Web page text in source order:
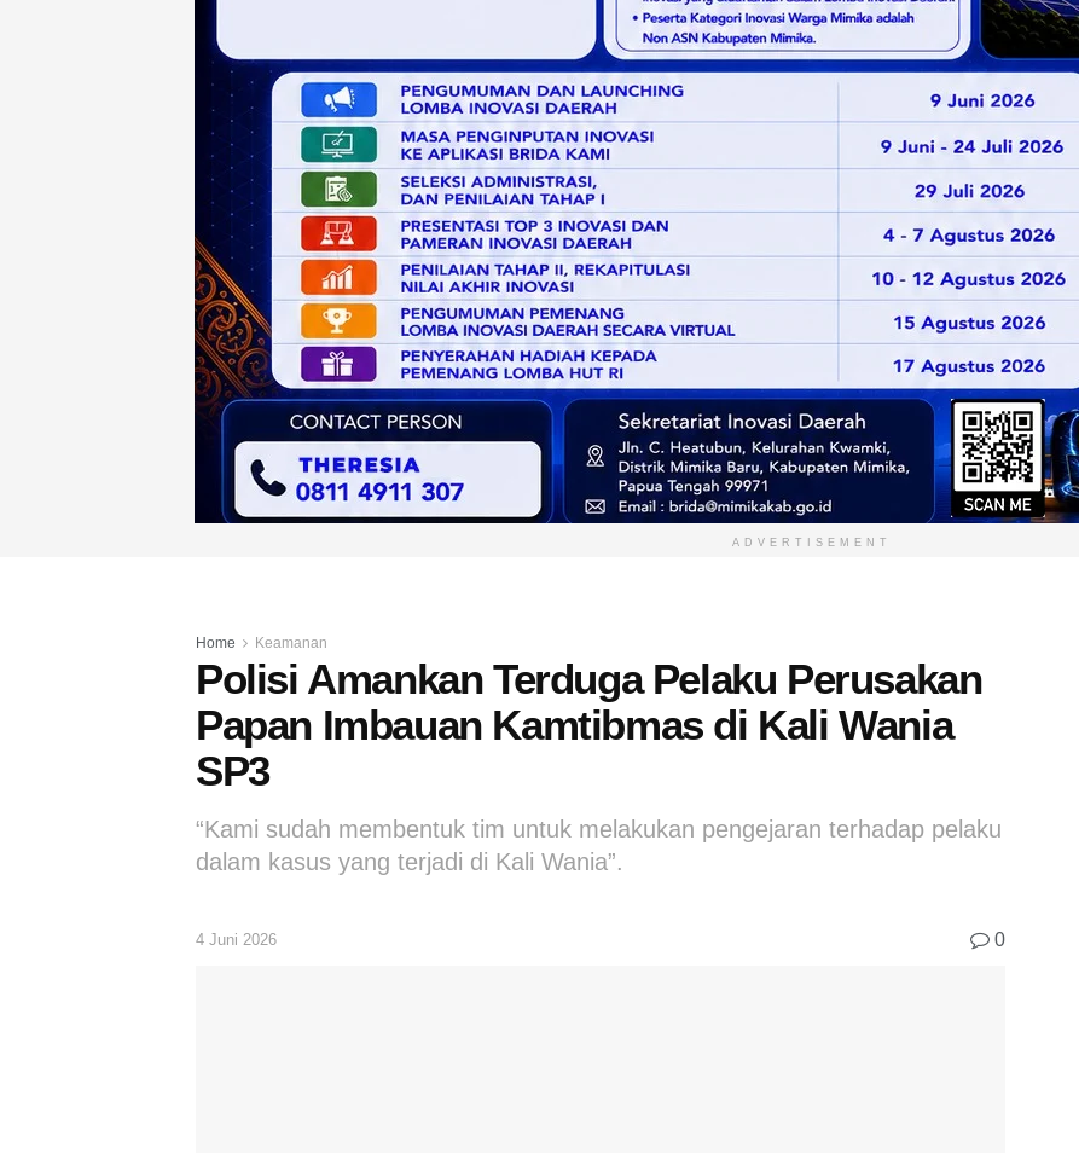
ADVERTISEMENT
Home Keamanan
Polisi Amankan Terduga Pelaku Perusakan
Papan Imbauan Kamtibmas di Kali Wania
SP3
“Kami sudah membentuk tim untuk melakukan pengejaran terhadap pelaku
dalam kasus yang terjadi di Kali Wania”.
4 Juni 2026 0